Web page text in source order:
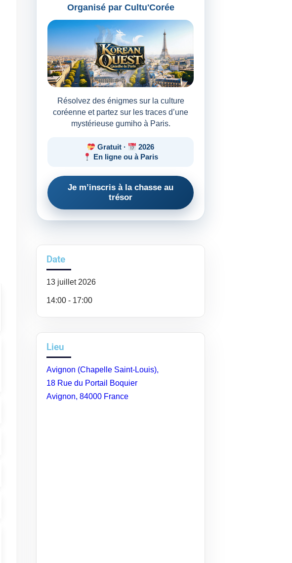
Organisé par Cultu'Corée
Résolvez des énigmes sur la culture
coréenne et partez sur les traces d’une
mystérieuse gumiho à Paris.
Gratuit ·
2026
En ligne ou à Paris
Je m’inscris à la chasse au
trésor
Date
13 juillet 2026
14:00 - 17:00
Lieu
Avignon (Chapelle Saint-Louis),
18 Rue du Portail Boquier
Avignon, 84000 France